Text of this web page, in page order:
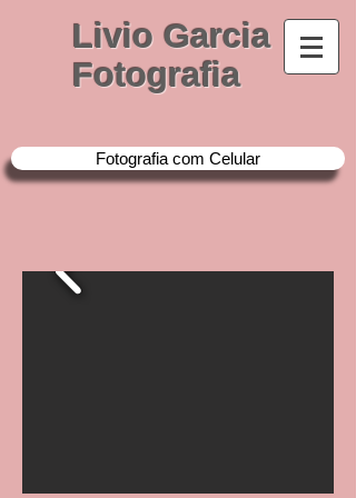
Livio Garcia
Fotografia
Fotografia com Celular